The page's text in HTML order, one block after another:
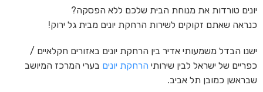
יונים טורדות את מנוחת הבית שלכם ללא הפסקה?
כנראה שאתם זקוקים לשירות הרחקת יונים מבית גל ירוק!
ישנו הבדל משמעותי אדיר בין הרחקת יונים באזורים חקלאיים /
כפריים של ישראל לבין שירותיהרחקת יוניםבערי המרכז המיושב
שבראשן כמובן תל אביב.